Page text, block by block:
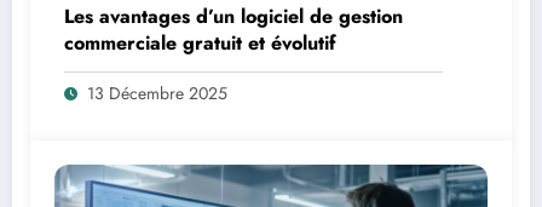
Les avantages d’un logiciel de gestion
commerciale gratuit et évolutif
13 Décembre 2025